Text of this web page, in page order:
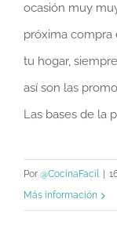
ocasión muy
próxima compra
tu hogar,
así son las
Las bases de la
Por @CocinaFacil
Más información